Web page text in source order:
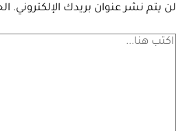
لن يتم نشر عنوان بريدك الإلكتروني.